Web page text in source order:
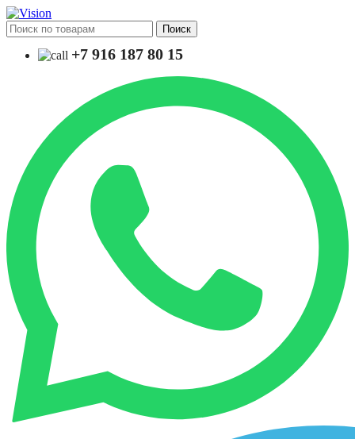
Поиск
+7 916 187 80 15